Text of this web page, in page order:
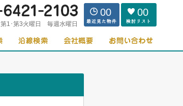
第1･第3火曜日 毎週水曜日
00 00